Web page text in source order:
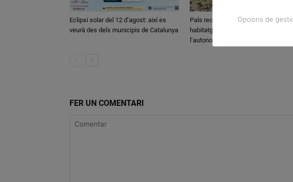
Eclipsi solar del 12 d’agost: així es
veurà des dels municipis de Catalunya
Pals reclama revisar el decret dels
habitatges d’ús turístic per preservar
l’autonomia municipal
FER UN COMENTARI
Opcions de